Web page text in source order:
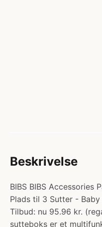
Beskrivelse
BIBS BIBS Accessories
Plads til 3 Sutter -
Tilbud: nu 95.96 kr.
sutteboks er et